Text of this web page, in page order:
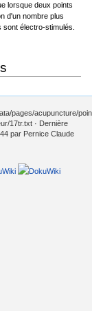
lorsque deux points
d'un nombre plus
sont électro-stimulés.
pages/acupuncture/
17tr.txt · Dernière
par Pernice Claude